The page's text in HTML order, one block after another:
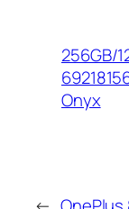
256GB/
Onyx